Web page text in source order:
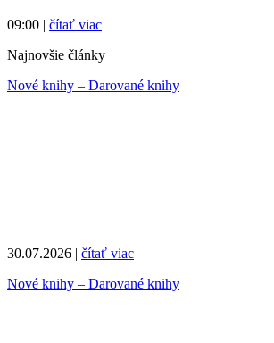
09:00 | čítať viac
Najnovšie články
Nové knihy – Darované knihy
30.07.2026 | čítať viac
Nové knihy – Darované knihy